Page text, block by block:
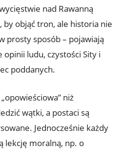
nad Rawanną
by objąć tron, ale historia nie
prosty sposób – pojawiają
ludu, czystości Sity i
poddanych.
niż
wątki, a postaci są
Jednocześnie każdy
lekcję moralną, np. o